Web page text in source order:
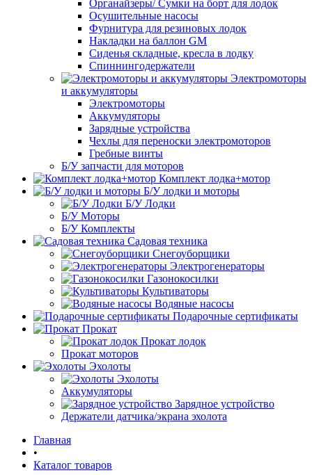
Органайзеры/ Сумки на борт для лодок
Осушительные насосы
Фурнитура для резиновых лодок
Накладки на баллон GM
Сиденья складные, кресла в лодку
Спиннингодержатели
Электромоторы
и аккумуляторы
Электромоторы
Аккумуляторы
Зарядные устройства
Чехлы для переноски электромоторов
Гребные винты
Б/У запчасти для моторов
Комплект лодка+мотор
Б/У лодки и моторы
Б/У Лодки
Б/У Моторы
Б/У Комплекты
Садовая техника
Снегоуборщики
Электрогенераторы
Газонокосилки
Культиваторы
Водяные насосы
Подарочные сертификаты
Прокат
Прокат лодок
Прокат моторов
Эхолоты
Эхолоты
Аккумуляторы
Зарядное устройство
Держатели датчика/экрана эхолота
Главная
•
Каталог товаров